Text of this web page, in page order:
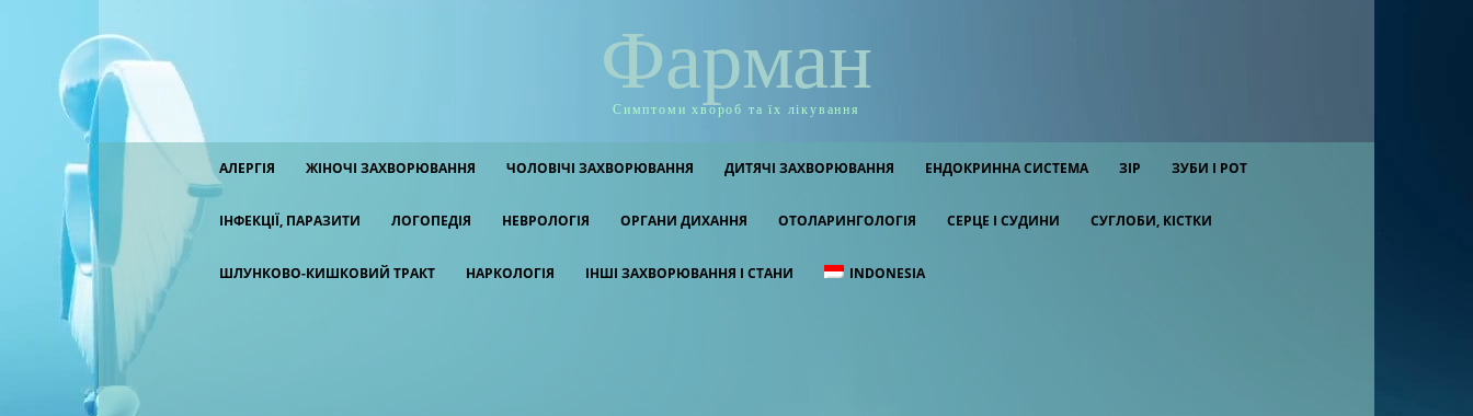
Фарман
Симптоми хвороб та їх лікування
АЛЕРГІЯ ЖІНОЧІ ЗАХВОРЮВАННЯ ЧОЛОВІЧІ ЗАХВОРЮВАННЯ ДИТЯЧІ ЗАХВОРЮВАННЯ ЕНДОКРИННА СИСТЕМА ЗІР ЗУБИ І РОТ
ІНФЕКЦІЇ, ПАРАЗИТИ ЛОГОПЕДІЯ НЕВРОЛОГІЯ ОРГАНИ ДИХАННЯ ОТОЛАРИНГОЛОГІЯ СЕРЦЕ І СУДИНИ СУГЛОБИ, КІСТКИ
ШЛУНКОВО-КИШКОВИЙ ТРАКТ НАРКОЛОГІЯ ІНШІ ЗАХВОРЮВАННЯ І СТАНИ INDONESIA